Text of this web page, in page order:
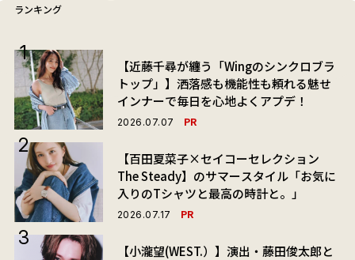
ランキング
【近藤千尋が纏う「Wingのシンクロブラ
トップ」】洒落感も機能性も頼れる魅せ
インナーで毎日を心地よくアプデ！
2026.07.07 PR
【百田夏菜子×セイコーセレクション
The Steady】のサマースタイル「お気に
入りのTシャツと最高の時計と。」
2026.07.17 PR
【小瀧望(WEST.）】演出・藤田俊太郎と